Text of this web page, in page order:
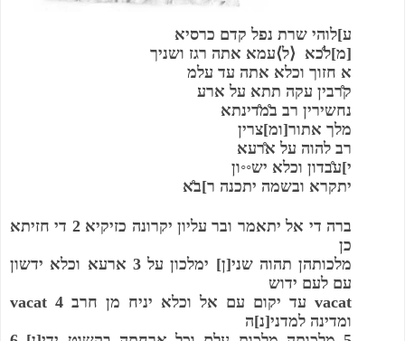
ע]לוהי שרת נפל קדם כרסיא
[מ]ל̊כא  ⟨ל⟩עמא אתה רגז ושניך
א חזוך וכלא אתה עד עלמ
ק̊רבין עקה תתא על ארע
נחשירין רב ב̊מ̊דינתא
מלך אתור[ומ]צרין
רב להוה על א̊רעא
י]ע̊בדון וכלא יש◦◦ון
יתקרא ובשמה יתכנה ר]ב̊א
כן
עם לעם ידוש
ומדינה למדני[נ]ה